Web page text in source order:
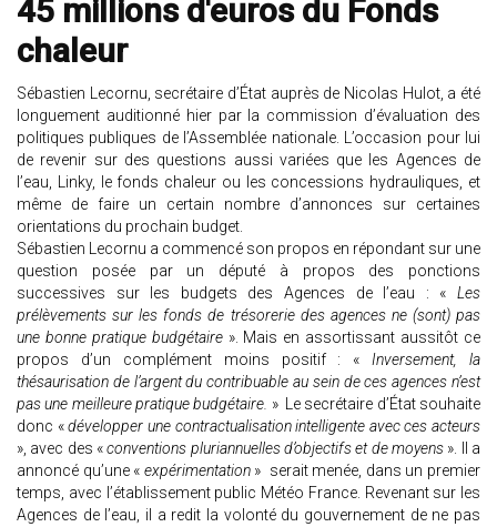
45 millions d'euros du Fonds
chaleur
Sébastien Lecornu, secrétaire d’État auprès de Nicolas Hulot, a été
longuement auditionné hier par la commission d’évaluation des
politiques publiques de l’Assemblée nationale. L’occasion pour lui
de revenir sur des questions aussi variées que les Agences de
l’eau, Linky, le fonds chaleur ou les concessions hydrauliques, et
même de faire un certain nombre d’annonces sur certaines
orientations du prochain budget.
Sébastien Lecornu a commencé son propos en répondant sur une
question posée par un député à propos des ponctions
successives sur les budgets des Agences de l’eau : « Les
prélèvements sur les fonds de trésorerie des agences ne (sont) pas
une bonne pratique budgétaire». Mais en assortissant aussitôt ce
propos d’un complément moins positif : « Inversement, la
thésaurisation de l’argent du contribuable au sein de ces agences n’est
pas une meilleure pratique budgétaire. » Le secrétaire d’État souhaite
donc «développer une contractualisation intelligente avec ces acteurs
», avec des «conventions pluriannuelles d’objectifs et de moyens ». Il a
annoncé qu’une « expérimentation » serait menée, dans un premier
temps, avec l’établissement public Météo France. Revenant sur les
Agences de l’eau, il a redit la volonté du gouvernement de ne pas